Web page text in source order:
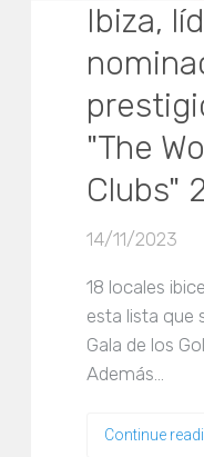
Ibiza,
"The
Clubs"
14/11/2023
18 locales
esta lista que
Gala de los
Además…
Continue